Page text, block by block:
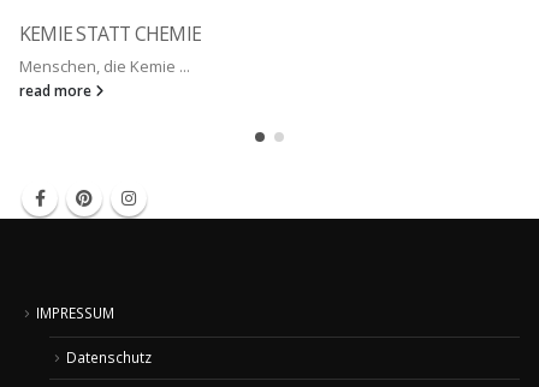
KEMIE STATT CHEMIE
Menschen, die Kemie ...
read more
IMPRESSUM
Datenschutz